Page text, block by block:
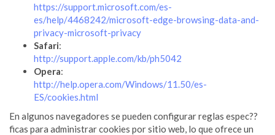
https://support.microsoft.com/es-
es/help/4468242/microsoft-edge-browsing-data-and-
privacy-microsoft-privacy
Safari:
http://support.apple.com/kb/ph5042
Opera:
http://help.opera.com/Windows/11.50/es-
ES/cookies.html
En algunos navegadores se pueden configurar reglas espec??
ficas para administrar cookies por sitio web, lo que ofrece un